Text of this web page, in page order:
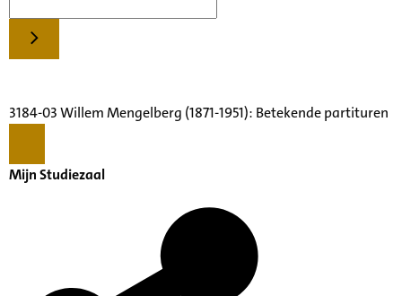
3184-03 Willem Mengelberg (1871-1951): Betekende partituren
Mijn Studiezaal